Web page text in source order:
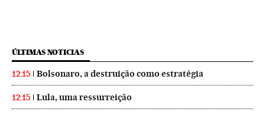
ÚLTIMAS NOTICIAS
12:15 Bolsonaro, a destruição como estratégia
12:15 Lula, uma ressurreição